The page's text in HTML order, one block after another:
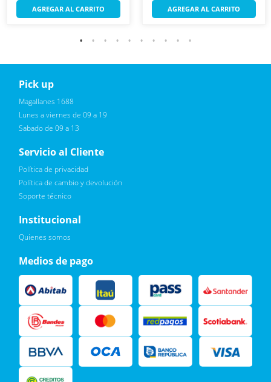
AGREGAR AL CARRITO AGREGAR AL CARRITO
Reciba novedades, promociones exclusivas
Leí, soy consciente de las condiciones para el tratamiento de
mis datos personales y doy mi consentimiento, tal y como se
Pick up
Magallanes 1688
Lunes a viernes de 09 a 19
Sabado de 09 a 13
Servicio al Cliente
Política de privacidad
Política de cambio y devolución
Soporte técnico
Institucional
Quienes somos
Medios de pago